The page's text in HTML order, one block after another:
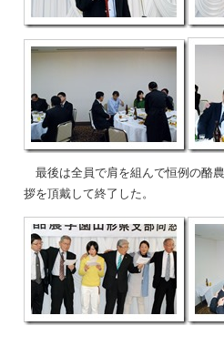
最後は全員で肩を組んで恒例の酪
拶を頂戴して終了した。